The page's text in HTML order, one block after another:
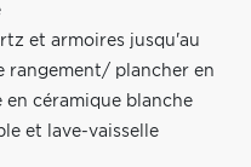
et armoires jusqu'au
rangement/ plancher en
céramique blanche
et lave-vaisselle